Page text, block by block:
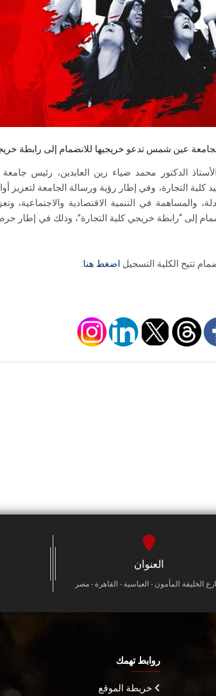
بجامعة عين شمس تدعو خريجيها للانضمام إلى رابطة
الدكتور محمد ضياء زين العابدين، رئيس
كلية التجارة، وفي إطار رؤية ورسالة الجامعة لتعزيز
والمساهمة في التنمية الاقتصادية والاجتماعية،
إلى “رابطة خريجي كلية التجارة”، وذلك في إطار
تتيح الكلية التسجيل اضغط هنا:
العنوان
الخليفة المأمون - العباسية - القاهرة - مصر
روابط تهمك
خريطة الموقع